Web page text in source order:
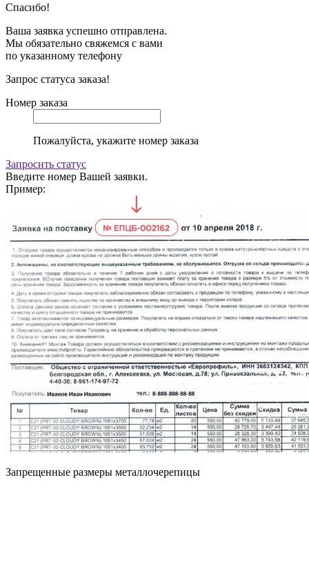
Спасибо!
Ваша заявка успешно отправлена.
Мы обязательно свяжемся с вами
по указанному телефону
Запрос статуса заказа!
Номер заказа
Пожалуйста, укажите номер заказа
Запросить статус
Введите номер Вашей заявки.
Пример:
Запрещенные размеры металлочерепицы